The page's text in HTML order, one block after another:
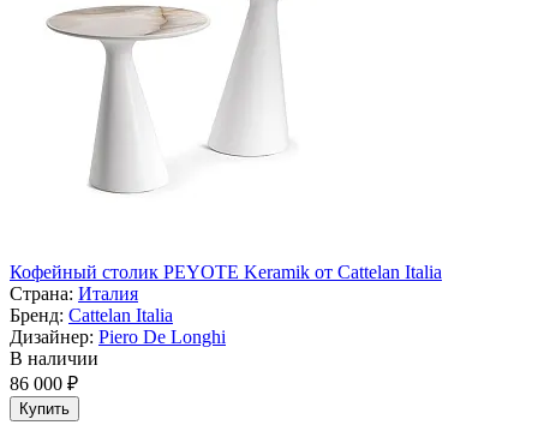
Кофейный столик PEYOTE Keramik от Cattelan Italia
Страна: Италия
Бренд: Cattelan Italia
Дизайнер: Piero De Longhi
В наличии
86 000 ₽
Купить